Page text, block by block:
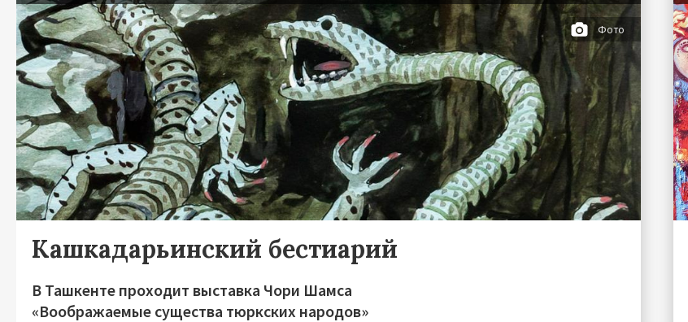
Фото
Кашкадарьинский бестиарий
В Ташкенте проходит выставка Чори Шамса
«Воображаемые существа тюркских народов»